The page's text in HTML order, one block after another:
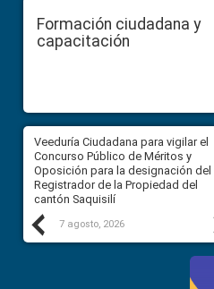
Formación ciudadana y
capacitación
Previous
Veeduría Ciudadana para vigilar el
Concurso Público de Méritos y
Oposición para la designación del
Registrador de la Propiedad del
cantón Saquisilí
7 agosto, 2026